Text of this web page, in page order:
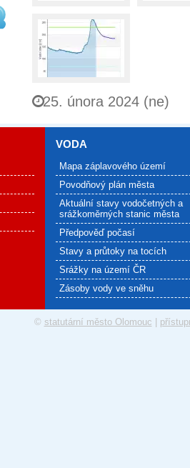
25. února 2024 (ne)
VODA
Mapa záplavového území
Povodňový plán města
Aktuální stavy vodočetných a
srážkoměrných stanic města
Předpověď počasí
Stavy a průtoky na tocích
Srážky na území ČR
Zásoby vody ve sněhu
© statutární město Olomouc